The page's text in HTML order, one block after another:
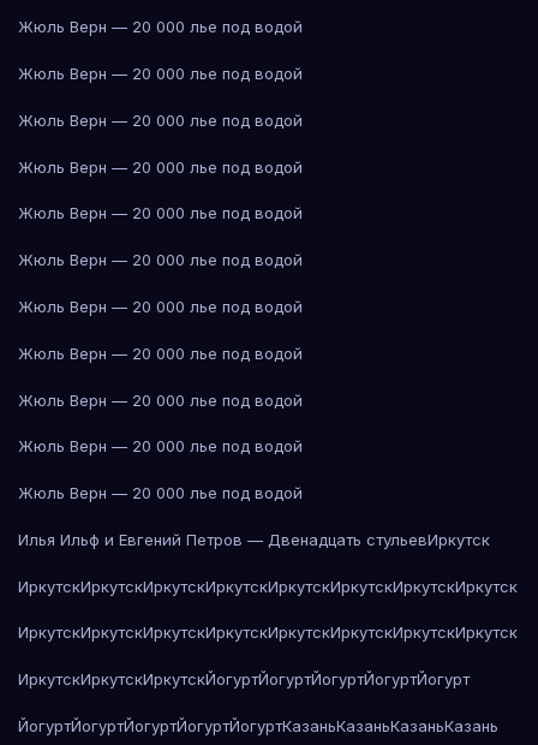
Жюль Верн — 20 000 лье под водой
Жюль Верн — 20 000 лье под водой
Жюль Верн — 20 000 лье под водой
Жюль Верн — 20 000 лье под водой
Жюль Верн — 20 000 лье под водой
Жюль Верн — 20 000 лье под водой
Жюль Верн — 20 000 лье под водой
Жюль Верн — 20 000 лье под водой
Жюль Верн — 20 000 лье под водой
Жюль Верн — 20 000 лье под водой
Жюль Верн — 20 000 лье под водой
Илья Ильф и Евгений Петров — Двенадцать стульевИркутск
ИркутскИркутскИркутскИркутскИркутскИркутскИркутскИркутск
ИркутскИркутскИркутскИркутскИркутскИркутскИркутскИркутск
ИркутскИркутскИркутскЙогуртЙогуртЙогуртЙогуртЙогурт
ЙогуртЙогуртЙогуртЙогуртЙогуртКазаньКазаньКазаньКазань